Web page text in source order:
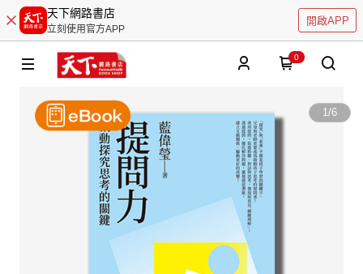
天下網路書店
立刻使用官方APP
開啟APP
0
1/6